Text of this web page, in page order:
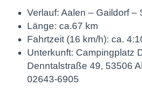
Verlauf: Aalen – Gaildorf –
Länge: ca.67 km
Fahrtzeit (16 km/h): ca.
Unterkunft: Campingplatz
Denntalstraße 49, 53506
02643-6905